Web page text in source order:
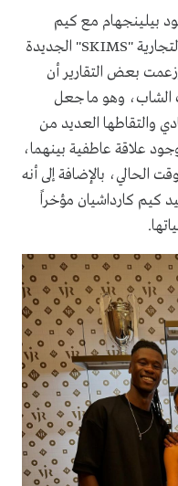
بيلينجهام مع كيم
كارداشيان في حملة الدعاية لعلامتها التجارية "SKIMS" الجديدة
القدم، وزعمت بعض التقارير أن
الشاب، وهو ما جعل
والتقاطها العديد من
علاقة عاطفية بينهما،
الحالي، بالإضافة إلى أنه
لتأكيد كيم كارداشيان مؤخراً